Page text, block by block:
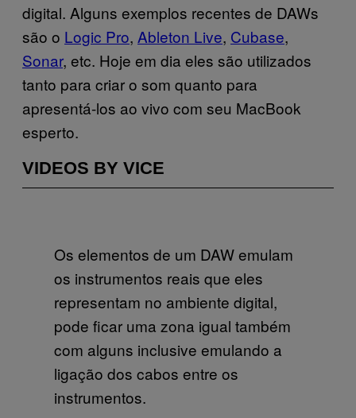
digital. Alguns exemplos recentes de DAWs
são o Logic Pro, Ableton Live, Cubase,
Sonar, etc. Hoje em dia eles são utilizados
tanto para criar o som quanto para
apresentá-los ao vivo com seu MacBook
esperto.
VIDEOS BY VICE
Os elementos de um DAW emulam
os instrumentos reais que eles
representam no ambiente digital,
pode ficar uma zona igual também
com alguns inclusive emulando a
ligação dos cabos entre os
instrumentos.